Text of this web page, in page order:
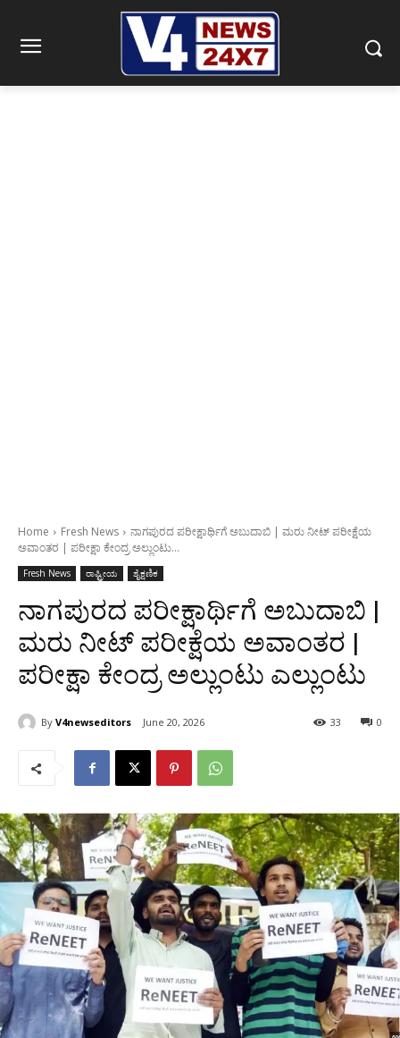
Home Fresh News
ನಾಗಪುರದ ಪರೀಕ್ಷಾರ್ಥಿಗೆ ಅಬುದಾಬಿ | ಮರು ನೀಟ್ ಪರೀಕ್ಷೆಯ
ಅವಾಂತರ | ಪರೀಕ್ಷಾ ಕೇಂದ್ರ ಅಲ್ಲುಂಟು...
Fresh News ರಾಷ್ಟ್ರೀಯ ಶೈಕ್ಷಣಿಕ
ನಾಗಪುರದ ಪರೀಕ್ಷಾರ್ಥಿಗೆ ಅಬುದಾಬಿ |
ಮರು ನೀಟ್ ಪರೀಕ್ಷೆಯ ಅವಾಂತರ |
ಪರೀಕ್ಷಾ ಕೇಂದ್ರ ಅಲ್ಲುಂಟು ಎಲ್ಲುಂಟು
By V4newseditors June 20, 2026 0
33